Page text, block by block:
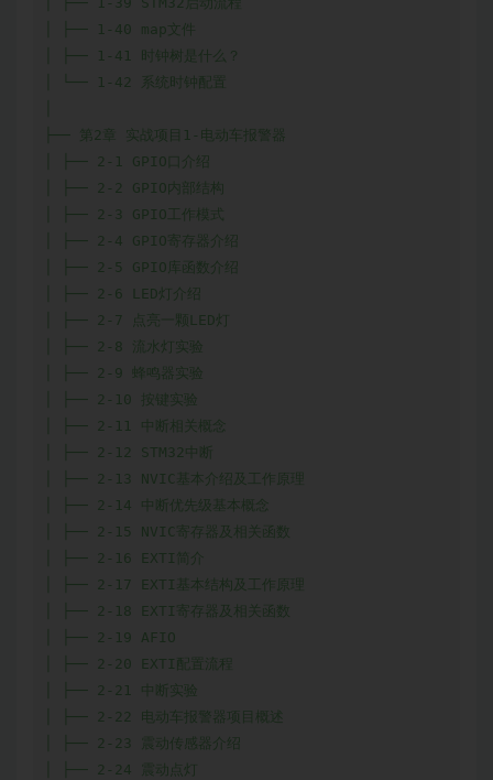
│ ├── 1-40 map文件
│ ├── 1-41 时钟树是什么？
│ └── 1-42 系统时钟配置
├── 第2章 实战项目1-电动车报警器
│ ├── 2-1 GPIO口介绍
│ ├── 2-2 GPIO内部结构
│ ├── 2-3 GPIO工作模式
│ ├── 2-4 GPIO寄存器介绍
│ ├── 2-5 GPIO库函数介绍
│ ├── 2-6 LED灯介绍
│ ├── 2-7 点亮一颗LED灯
│ ├── 2-8 流水灯实验
│ ├── 2-9 蜂鸣器实验
│ ├── 2-10 按键实验
│ ├── 2-11 中断相关概念
│ ├── 2-12 STM32中断
│ ├── 2-13 NVIC基本介绍及工作原理
│ ├── 2-14 中断优先级基本概念
│ ├── 2-15 NVIC寄存器及相关函数
│ ├── 2-16 EXTI简介
│ ├── 2-17 EXTI基本结构及工作原理
│ ├── 2-18 EXTI寄存器及相关函数
│ ├── 2-19 AFIO
│ ├── 2-20 EXTI配置流程
│ ├── 2-21 中断实验
│ ├── 2-22 电动车报警器项目概述
│ ├── 2-23 震动传感器介绍
│ ├── 2-24 震动点灯